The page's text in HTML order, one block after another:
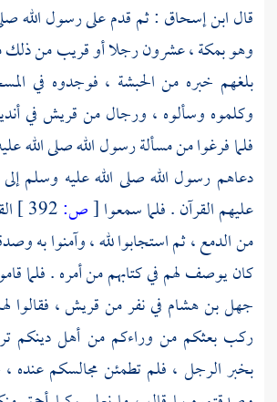
قالابن إسحاق : ثم قدم على رسول الله
وهوبمكة، عشرون رجلا أو قريب من
بلغهم خبره من الحبشة ، فوجدوه في
وكلموه وسألوه ، ورجال منقريشفي
فلما فرغوا من مسألة رسول الله صلى الله
دعاهم رسول الله صلى الله عليه وسلم
عليهم القرآن . فلما سمعوا[ص:
من الدمع ، ثم استجابوا لله ، وآمنوا به
كان يوصف لهم في كتابهم من أمره . فلما
جهل بن هشام في نفر منقريش، فقالوا
ركب بعثكم من وراءكم من أهل دينكم
بخبر الرجل ، فلم تطمئن مجالسكم عنده